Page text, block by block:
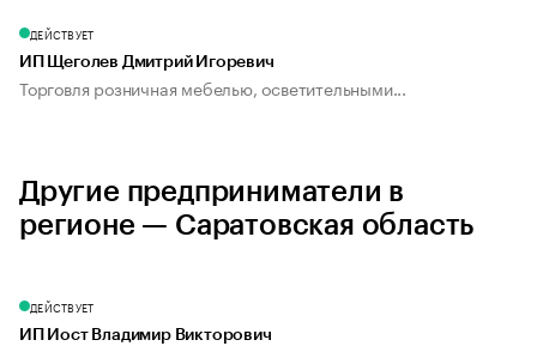
ДЕЙСТВУЕТ
ИП Щеголев Дмитрий Игоревич
Торговля розничная мебелью, осветительными...
Другие предприниматели в
регионе — Саратовская область
ДЕЙСТВУЕТ
ИП Иост Владимир Викторович